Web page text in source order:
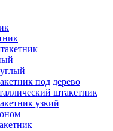
под дерево
штакетник
узкий